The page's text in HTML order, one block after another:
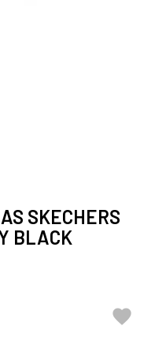
SKECHERS
BLACK
